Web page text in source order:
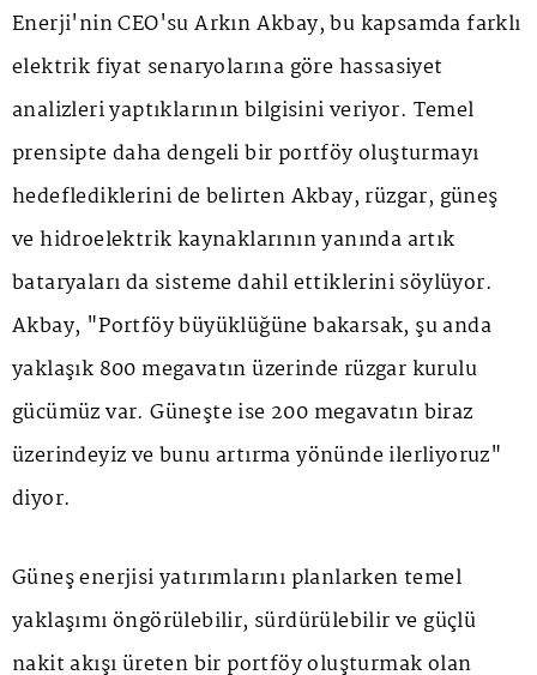
Enerji'nin CEO'su Arkın Akbay, bu kapsamda farklı
elektrik fiyat senaryolarına göre hassasiyet
analizleri yaptıklarının bilgisini veriyor. Temel
prensipte daha dengeli bir portföy oluşturmayı
hedeflediklerini de belirten Akbay, rüzgar, güneş
ve hidroelektrik kaynaklarının yanında artık
bataryaları da sisteme dahil ettiklerini söylüyor.
Akbay, "Portföy büyüklüğüne bakarsak, şu anda
yaklaşık 800 megavatın üzerinde rüzgar kurulu
gücümüz var. Güneşte ise 200 megavatın biraz
üzerindeyiz ve bunu artırma yönünde ilerliyoruz"
diyor.
Güneş enerjisi yatırımlarını planlarken temel
yaklaşımı öngörülebilir, sürdürülebilir ve güçlü
nakit akışı üreten bir portföy oluşturmak olan